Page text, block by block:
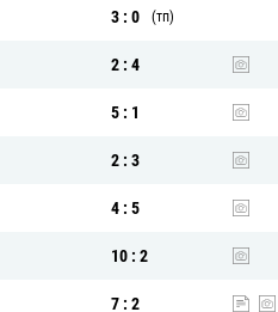
3 : 0 (тп)
2 : 4
5 : 1
2 : 3
4 : 5
10 : 2
7 : 2